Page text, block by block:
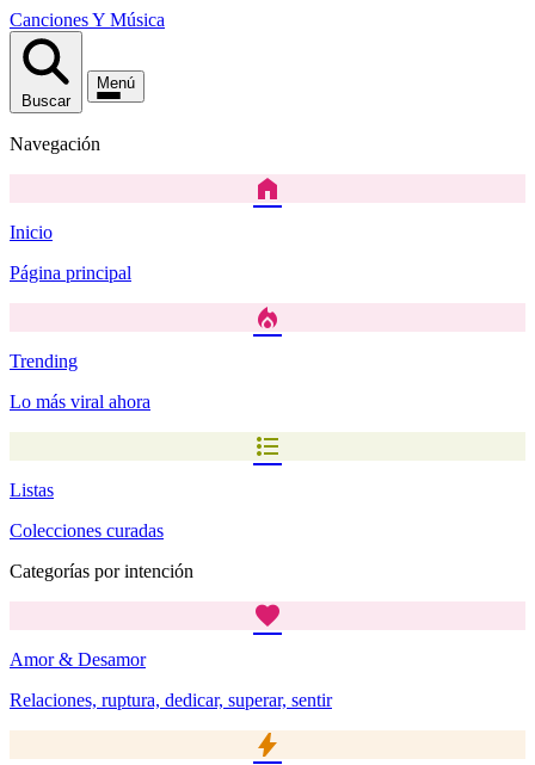
CancionesY Música
Buscar
Menú
Navegación
home
Inicio
Página principal
local_fire_department
Trending
Lo más viral ahora
format_list_bulleted
Listas
Colecciones curadas
Categorías por intención
favorite
Amor & Desamor
Relaciones, ruptura, dedicar, superar, sentir
bolt